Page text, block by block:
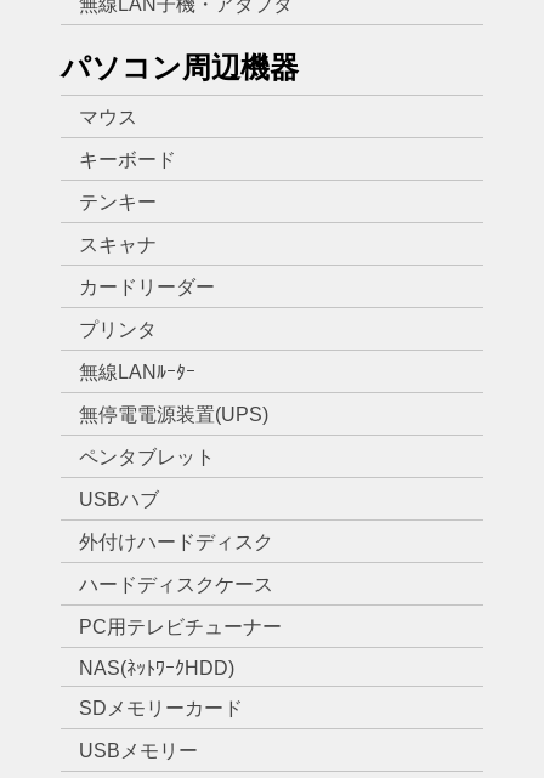
パソコン周辺機器
マウス
キーボード
テンキー
スキャナ
カードリーダー
プリンタ
無線LANﾙｰﾀｰ
無停電電源装置(UPS)
ペンタブレット
USBハブ
外付けハードディスク
ハードディスクケース
PC用テレビチューナー
NAS(ﾈｯﾄﾜｰｸHDD)
SDメモリーカード
USBメモリー